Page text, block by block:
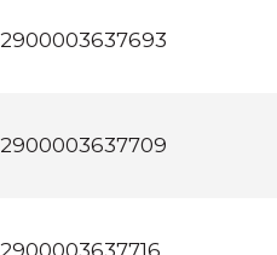
2900003637693
2900003637709
2900003637716